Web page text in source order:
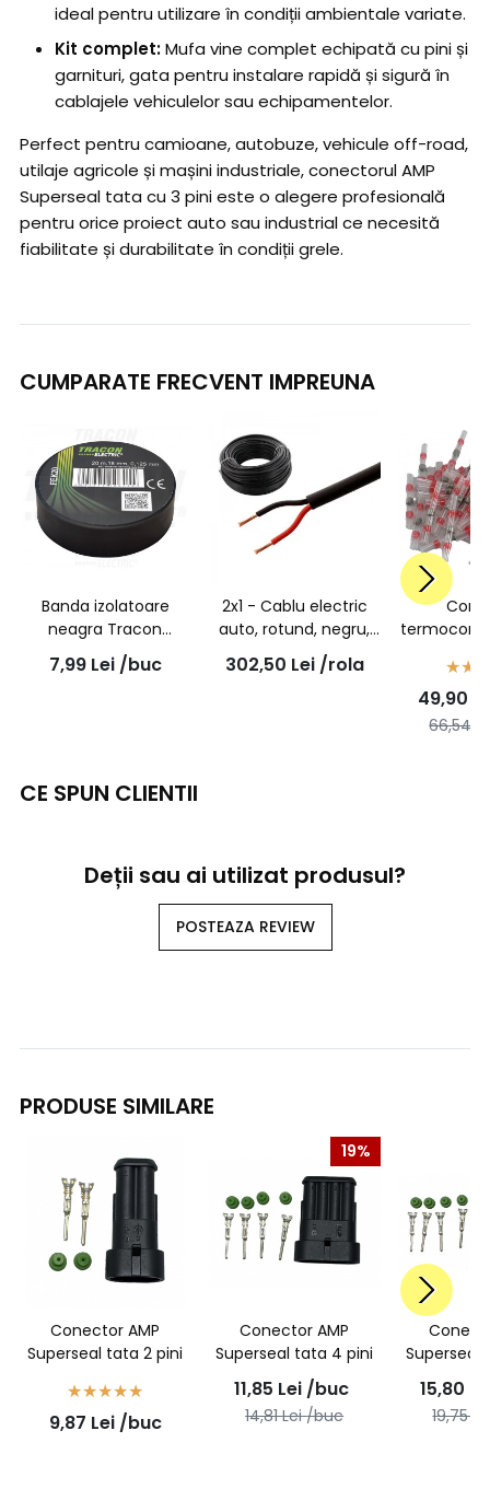
ideal pentru utilizare în condiții ambientale variate.
Kit complet:Mufa vine complet echipată cu pini și
garnituri, gata pentru instalare rapidă și sigură în
cablajele vehiculelor sau echipamentelor.
Perfect pentru camioane, autobuze, vehicule off-road,
utilaje agricole și mașini industriale, conectorul AMP
Superseal tata cu 3 pini este o alegere profesională
pentru orice proiect auto sau industrial ce necesită
fiabilitate și durabilitate în condiții grele.
CUMPARATE FRECVENT IMPREUNA
Banda izolatoare
neagra Tracon
18mmx20m
7,99 Lei /buc
2x1 - Cablu electric
auto, rotund, negru,
FLYY 2x1,0 mmp, rola
50ml
302,50 Lei /rola
1,5mmp
49,90
66,54
CE SPUN CLIENTII
Deții sau ai utilizat produsul?
POSTEAZA REVIEW
PRODUSE SIMILARE
Conector AMP
Superseal tata 2 pini
9,87 Lei /buc
19%
Conector AMP
Superseal tata 4 pini
11,85 Lei /buc
14,81Lei /buc
Superseal
15,80
19,75